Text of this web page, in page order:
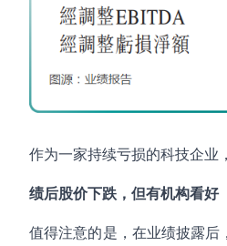
作为一家持续亏损的科技企业
绩后股价下跌，但有机构看好
值得注意的是，在业绩披露后，